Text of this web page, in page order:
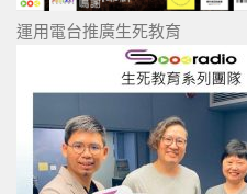
運用電台推廣生死教育